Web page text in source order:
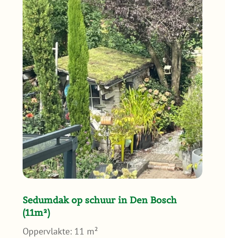
Sedumdak op schuur in Den Bosch
(11m²)
Oppervlakte: 11 m²